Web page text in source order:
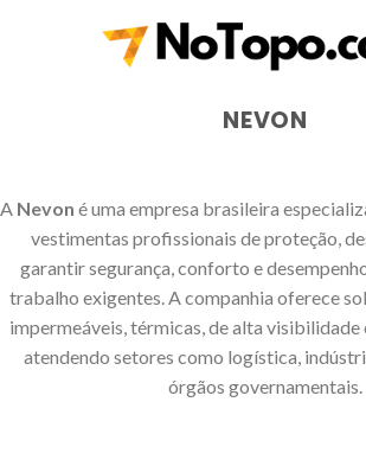
NEVON
A Nevon é uma empresa brasileira
vestimentas profissionais de proteção,
garantir segurança, conforto e
trabalho exigentes. A companhia oferece
impermeáveis, térmicas, de alta
atendendo setores como logística,
órgãos governamentais.